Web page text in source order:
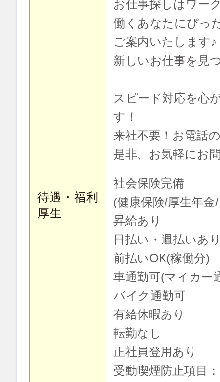
お仕事探しはワー
働くあなたにぴっ
ご案内いたします♪
新しいお仕事を見
スピード対応を心
す！
来社不要！お電話
是非、お気軽にお
待遇・福利
厚生
社会保険完備
(健康保険/厚生年
昇給あり
日払い・週払いあ
前払いOK(稼働分)
車通勤可(マイカー
バイク通勤可
有給休暇あり
転勤なし
正社員登用あり
受動喫煙防止項目